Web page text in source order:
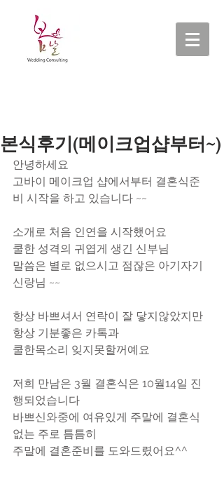
본식후기(메이크업샵부터~)
안녕하세요
고바이 메이크업 샵에서부터 결혼식준
비 시작을 하고 있습니다 ~~
소개로 처음 인연을 시작했어요
쿨한 성격의 귀엽게 생긴 신부님
말씀은 별로 없으시고 점잖은 아기자기
신랑님 ~~
항상 바쁘셔서 연락이 잘 닿지않았지만
항상 기분좋은 카톡과
쿨한목소리 잊지못할꺼예요
저희 만남은 3월 결혼식은 10월14일 진
행되었습니다
바쁘신와중에 여유있게 주말에 결혼식
없는 주로 틈틈히
주말에 결혼준비를 도와드렸어요^^